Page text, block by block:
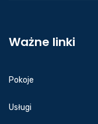
Ważne linki
Pokoje
Usługi